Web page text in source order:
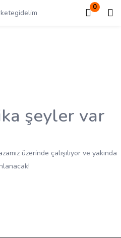
0
Kayıt ol
şeyler var
üzerinde çalışılıyor ve yakında